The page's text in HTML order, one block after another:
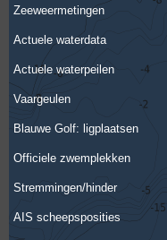
Zeeweermetingen
Actuele waterdata
Actuele waterpeilen
Vaargeulen
Blauwe Golf: ligplaatsen
Officiele zwemplekken
Stremmingen/hinder
AIS scheepsposities